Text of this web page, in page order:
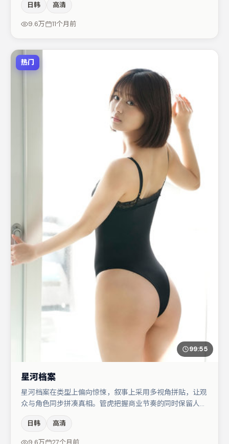
沈腾与张颂文的对手戏构成全片情感锚点，王景春则以细节
塑造推动谜题层层揭开。节奏紧凑、反转有度，值得列入片
日韩 高清
9.6万 11个月前
热门
99:55
星河档案
星河档案在类型上偏向惊悚，叙事上采用多视角拼贴，让观
众与角色同步拼凑真相。管虎把握商业节奏的同时保留人物
事驱动，王景春、朱一龙分别提供反差与喜剧/悬疑调剂
（视场次而定）。节奏紧凑、反转有度，值得列入片单。
日韩 高清